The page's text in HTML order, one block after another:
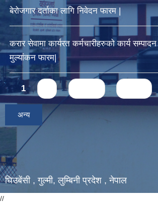
बेरोजगार दर्ताका लागि निवेदन फारम |
करार सेवामा कार्यरत कर्मचारीहरुको कार्य सम्पादन
मुल्यांकन फारम|
Pages
1
अन्य
घिउबेंसी , गुल्मी, लुम्बिनी प्रदेश , नेपाल
//